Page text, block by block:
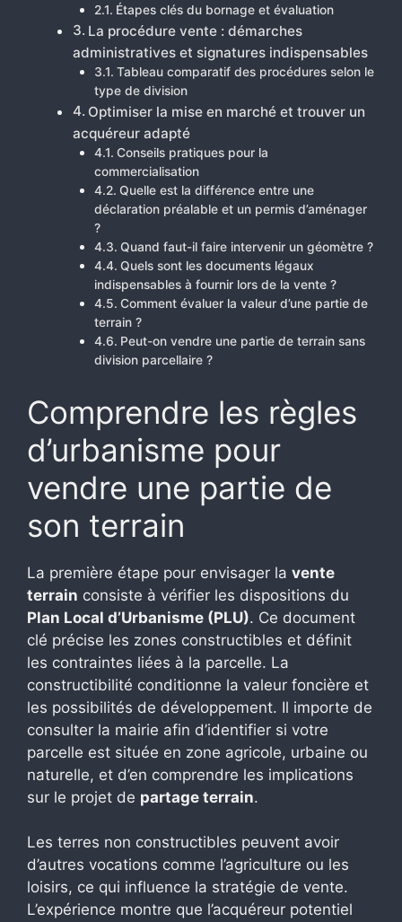
Étapes clés du bornage et évaluation
La procédure vente : démarches
administratives et signatures indispensables
Tableau comparatif des procédures selon le
type de division
Optimiser la mise en marché et trouver un
acquéreur adapté
Conseils pratiques pour la
commercialisation
Quelle est la différence entre une
déclaration préalable et un permis d’aménager
?
Quand faut-il faire intervenir un géomètre ?
Quels sont les documents légaux
indispensables à fournir lors de la vente ?
Comment évaluer la valeur d’une partie de
terrain ?
Peut-on vendre une partie de terrain sans
division parcellaire ?
Comprendre les règles
d’urbanisme pour
vendre une partie de
son terrain
La première étape pour envisager la vente
terrain consiste à vérifier les dispositions du
Plan Local d’Urbanisme (PLU). Ce document
clé précise les zones constructibles et définit
les contraintes liées à la parcelle. La
constructibilité conditionne la valeur foncière et
les possibilités de développement. Il importe de
consulter la mairie afin d’identifier si votre
parcelle est située en zone agricole, urbaine ou
naturelle, et d’en comprendre les implications
sur le projet de partage terrain.
Les terres non constructibles peuvent avoir
d’autres vocations comme l’agriculture ou les
loisirs, ce qui influence la stratégie de vente.
L’expérience montre que l’acquéreur potentiel